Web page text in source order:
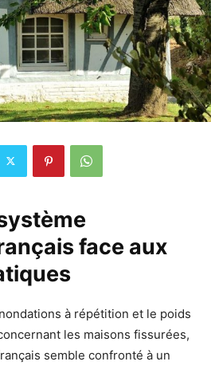
face aux
à répétition et le poids
les maisons fissurées,
semble confronté à un